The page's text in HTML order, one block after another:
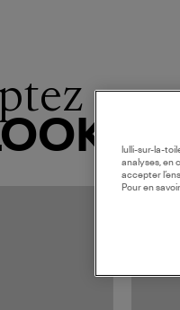
lulli-sur-la-
analyses, en
accepter
Pour en